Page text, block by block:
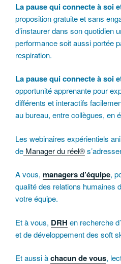
La pause qui connecte à soi
proposition gratuite et sans
d’instaurer dans son quotidien
performance soit aussi portée
respiration.
La pause qui connecte à soi
opportunité apprenante pour
différents et interactifs
au bureau, entre collègues, en
Les webinaires expérientiels
de Manager du réel®
A vous, managers d’équipe,
qualité des relations humaines
votre équipe.
Et à vous, DRH en recherche
et de développement des soft
Et aussi àchacun de vous,